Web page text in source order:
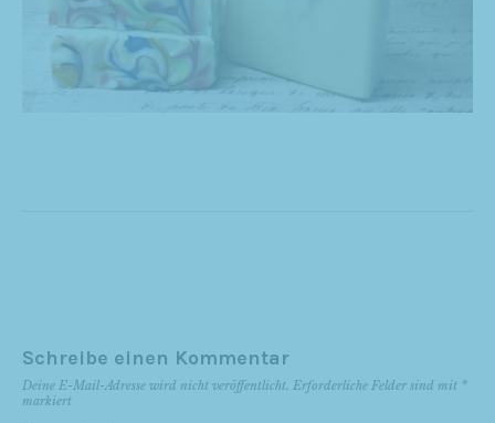
Schreibe einen Kommentar
Deine E-Mail-Adresse wird nicht veröffentlicht. Erforderliche Felder sind mit *
markiert